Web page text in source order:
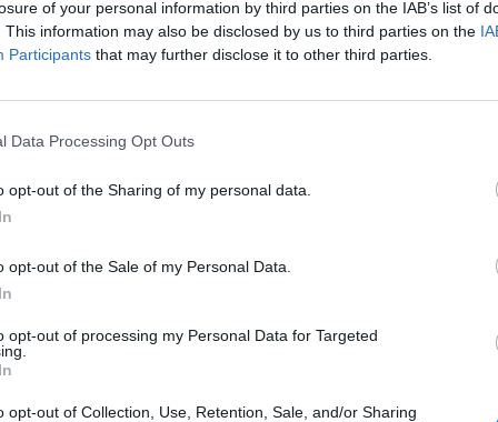
of your personal information by third parties on the IAB’s list of
This information may also be disclosed by us to third parties on the
Participants that may further disclose it to other third parties.
Data Processing Opt Outs
opt-out of the Sharing of my personal data.
opt-out of the Sale of my Personal Data.
opt-out of processing my Personal Data for Targeted
opt-out of Collection, Use, Retention, Sale, and/or Sharing
Novibet με το νέο Mobile App